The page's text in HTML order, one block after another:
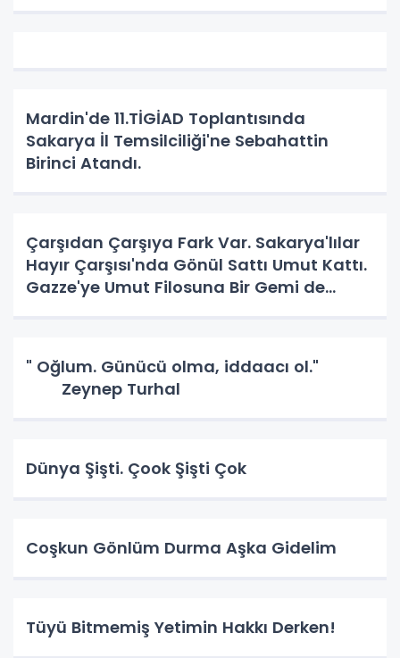
Mardin'de 11.TİGİAD Toplantısında
Sakarya İl Temsilciliği'ne Sebahattin
Birinci Atandı.
Çarşıdan Çarşıya Fark Var. Sakarya'lılar
Hayır Çarşısı'nda Gönül Sattı Umut Kattı.
Gazze'ye Umut Filosuna Bir Gemi de
" Oğlum. Günücü olma, iddaacı ol."
Zeynep Turhal
Dünya Şişti. Çook Şişti Çok
Coşkun Gönlüm Durma Aşka Gidelim
Tüyü Bitmemiş Yetimin Hakkı Derken!